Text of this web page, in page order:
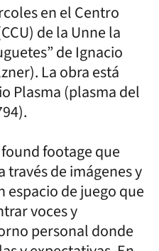
en el Centro
de la Unne la
de Ignacio
La obra está
Plasma (plasma del
footage que
de imágenes y
espacio de juego que
voces y
personal donde